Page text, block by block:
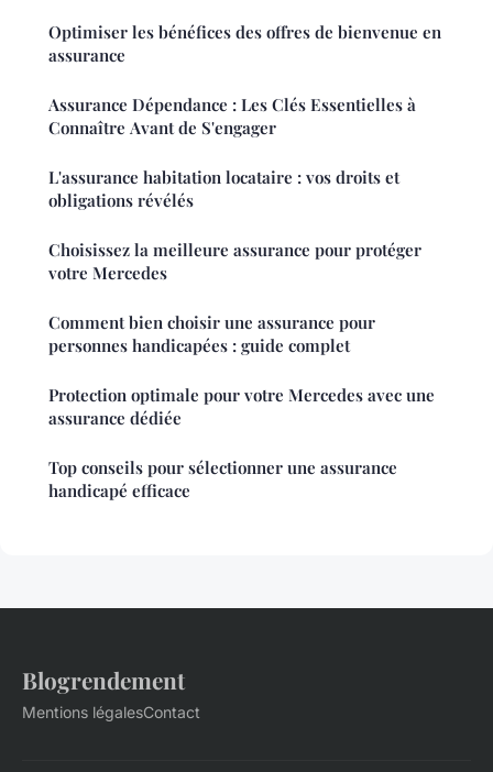
Optimiser les bénéfices des offres de bienvenue en
assurance
Assurance Dépendance : Les Clés Essentielles à
Connaître Avant de S'engager
L'assurance habitation locataire : vos droits et
obligations révélés
Choisissez la meilleure assurance pour protéger
votre Mercedes
Comment bien choisir une assurance pour
personnes handicapées : guide complet
Protection optimale pour votre Mercedes avec une
assurance dédiée
Top conseils pour sélectionner une assurance
handicapé efficace
Blogrendement
Mentions légalesContact